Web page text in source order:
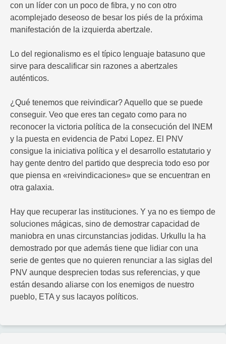
con un líder con un poco de fibra, y no con otro
acomplejado deseoso de besar los piés de la próxima
manifestación de la izquierda abertzale.
Lo del regionalismo es el típico lenguaje batasuno que
sirve para descalificar sin razones a abertzales
auténticos.
¿Qué tenemos que reivindicar? Aquello que se puede
conseguir. Veo que eres tan cegato como para no
reconocer la victoria política de la consecución del INEM
y la puesta en evidencia de Patxi Lopez. El PNV
consigue la iniciativa política y el desarrollo estatutario y
hay gente dentro del partido que desprecia todo eso por
que piensa en «reivindicaciones» que se encuentran en
otra galaxia.
Hay que recuperar las instituciones. Y ya no es tiempo de
soluciones mágicas, sino de demostrar capacidad de
maniobra en unas circunstancias jodidas. Urkullu la ha
demostrado por que además tiene que lidiar con una
serie de gentes que no quieren renunciar a las siglas del
PNV aunque desprecien todas sus referencias, y que
están desando aliarse con los enemigos de nuestro
pueblo, ETA y sus lacayos políticos.